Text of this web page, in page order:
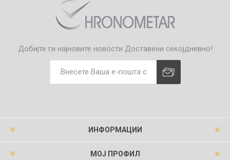
Добијте ги најновите новости Доставени секојдневно!
ИНФОРМАЦИИ
МОЈ ПРОФИЛ